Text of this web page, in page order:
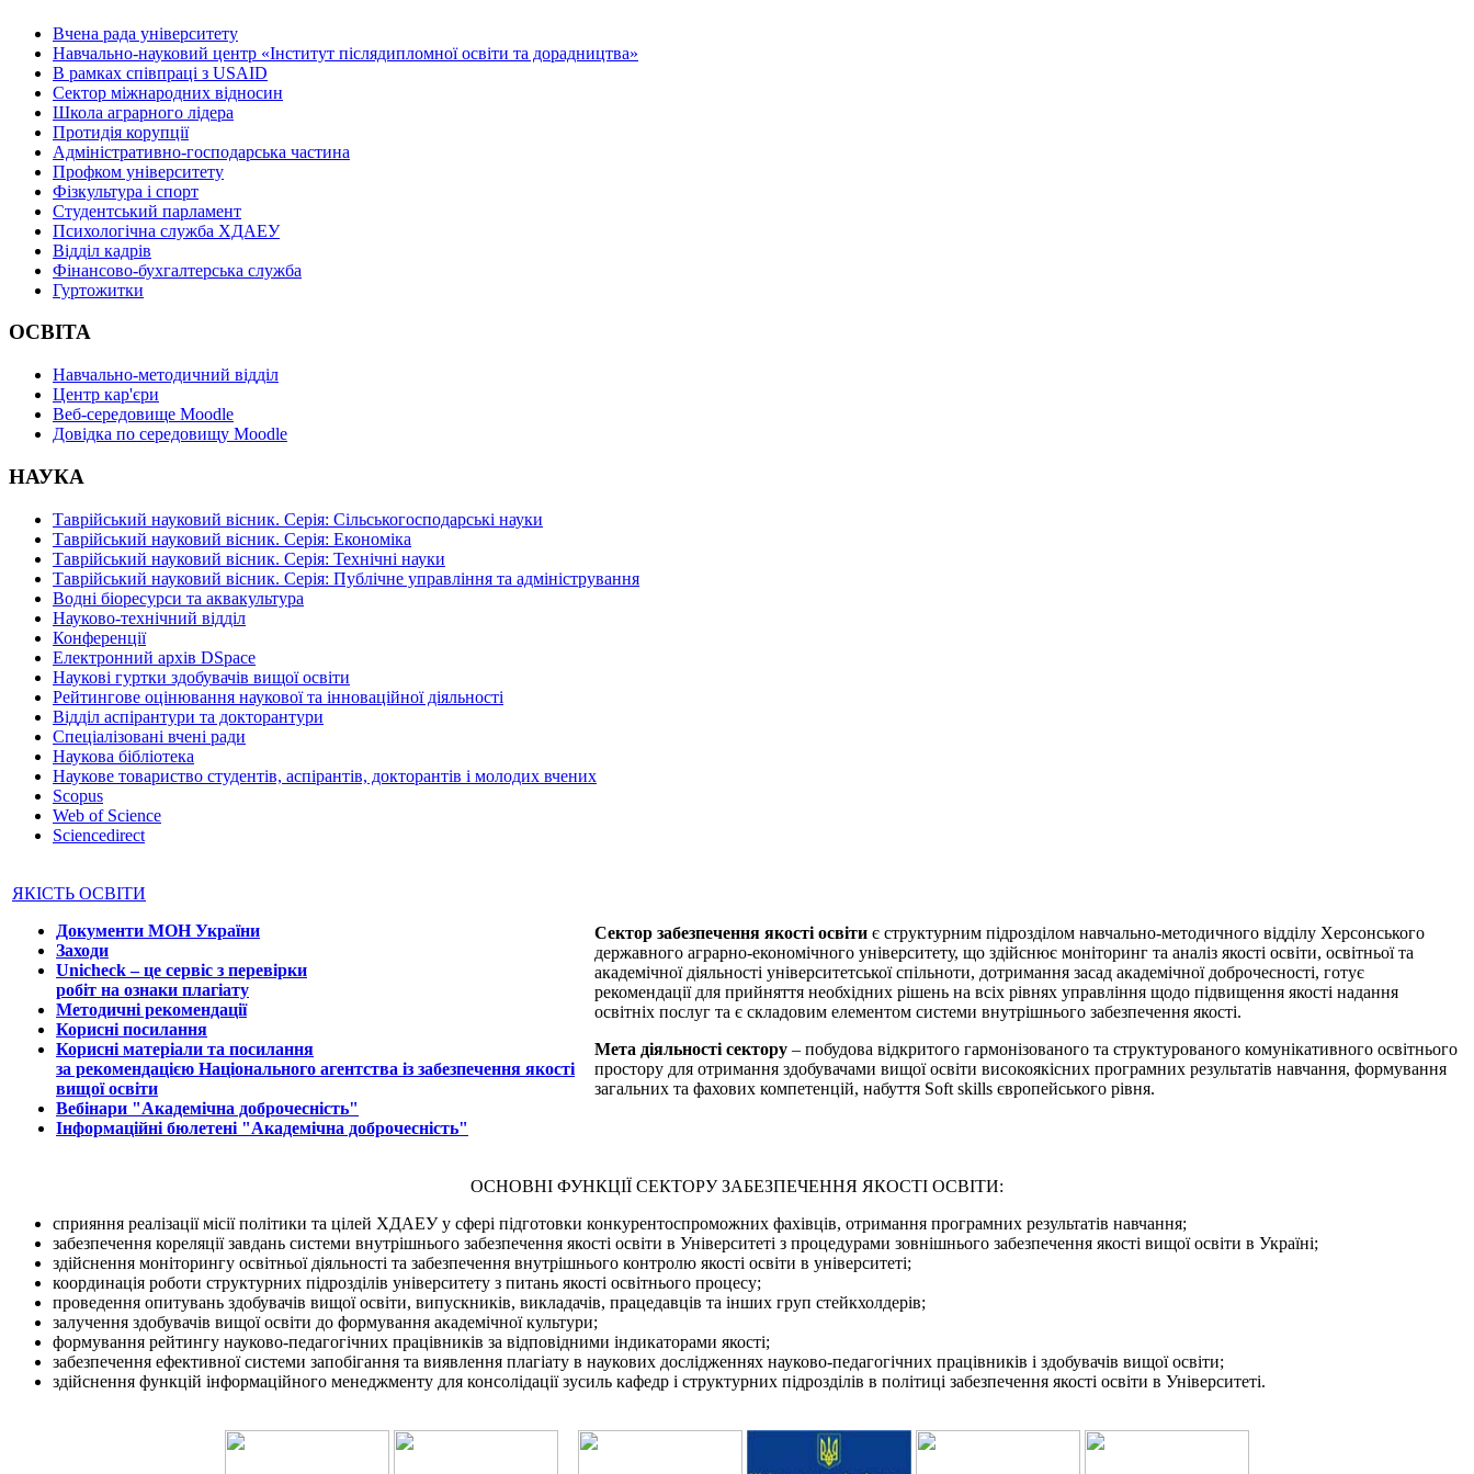
Вчена рада університету
Навчально-науковий центр «Інститут післядипломної освіти та дорадництва»
В рамках співпраці з USAID
Сектор міжнародних відносин
Школа аграрного лідера
Протидія корупції
Адміністративно-господарська частина
Профком університету
Фізкультура і спорт
Студентський парламент
Психологічна служба ХДАЕУ
Відділ кадрів
Фінансово-бухгалтерська служба
Гуртожитки
ОСВІТА
Навчально-методичний відділ
Центр кар'єри
Веб-середовище Moodle
Довідка по середовищу Moodle
НАУКА
Таврійський науковий вісник. Серія: Сільськогосподарські науки
Таврійський науковий вісник. Серія: Економіка
Таврійський науковий вісник. Серія: Технічні науки
Таврійський науковий вісник. Серія: Публічне управління та адміністрування
Водні біоресурси та аквакультура
Науково-технічний відділ
Конференції
Електронний архів DSpace
Наукові гуртки здобувачів вищої освіти
Рейтингове оцінювання наукової та інноваційної діяльності
Відділ аспірантури та докторантури
Спеціалізовані вчені ради
Наукова бібліотека
Наукове товариство студентів, аспірантів, докторантів і молодих вчених
Scopus
Web of Science
Sciencedirect
ЯКІСТЬ ОСВІТИ
Документи МОН України
Заходи
Unicheck – це сервіс з перевірки
робіт на ознаки плагіату
Методичні рекомендації
Корисні посилання
Корисні матеріали та посилання
за рекомендацією Національного агентства із забезпечення якості
вищої освіти
Вебінари "Академічна доброчесність"
Інформаційні бюлетені "Академічна доброчесність"
Сектор забезпечення якості освіти є структурним підрозділом навчально-методичного відділу Херсонського
державного аграрно-економічного університету, що здійснює моніторинг та аналіз якості освіти, освітньої та
академічної діяльності університетської спільноти, дотримання засад академічної доброчесності, готує
рекомендації для прийняття необхідних рішень на всіх рівнях управління щодо підвищення якості надання
освітніх послуг та є складовим елементом системи внутрішнього забезпечення якості.
Мета діяльності сектору – побудова відкритого гармонізованого та структурованого комунікативного освітнього
простору для отримання здобувачами вищої освіти високоякісних програмних результатів навчання, формування
загальних та фахових компетенцій, набуття Soft skills європейського рівня.
ОСНОВНІ ФУНКЦІЇ СЕКТОРУ ЗАБЕЗПЕЧЕННЯ ЯКОСТІ ОСВІТИ:
сприяння реалізації місії політики та цілей ХДАЕУ у сфері підготовки конкурентоспроможних фахівців, отримання програмних результатів навчання;
забезпечення кореляції завдань системи внутрішнього забезпечення якості освіти в Університеті з процедурами зовнішнього забезпечення якості вищої освіти в Україні;
здійснення моніторингу освітньої діяльності та забезпечення внутрішнього контролю якості освіти в університеті;
координація роботи структурних підрозділів університету з питань якості освітнього процесу;
проведення опитувань здобувачів вищої освіти, випускників, викладачів, працедавців та інших груп стейкхолдерів;
залучення здобувачів вищої освіти до формування академічної культури;
формування рейтингу науково-педагогічних працівників за відповідними індикаторами якості;
забезпечення ефективної системи запобігання та виявлення плагіату в наукових дослідженнях науково-педагогічних працівників і здобувачів вищої освіти;
здійснення функцій інформаційного менеджменту для консолідації зусиль кафедр і структурних підрозділів в політиці забезпечення якості освіти в Університеті.